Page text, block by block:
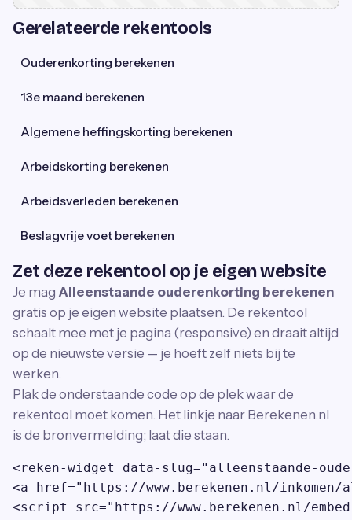
Gerelateerde rekentools
Ouderenkorting berekenen
13e maand berekenen
Algemene heffingskorting berekenen
Arbeidskorting berekenen
Arbeidsverleden berekenen
Beslagvrije voet berekenen
Zet deze rekentool op je eigen website
Je mag Alleenstaande ouderenkorting berekenen
gratis op je eigen website plaatsen. De rekentool
schaalt mee met je pagina (responsive) en draait altijd
op de nieuwste versie — je hoeft zelf niets bij te
werken.
Plak de onderstaande code op de plek waar de
rekentool moet komen. Het linkje naar Berekenen.nl
is de bronvermelding; laat die staan.
<reken-widget data-slug="alleenstaande-
<a href="https://www.berekenen.nl/inkomen/
<script src="https://www.berekenen.nl/